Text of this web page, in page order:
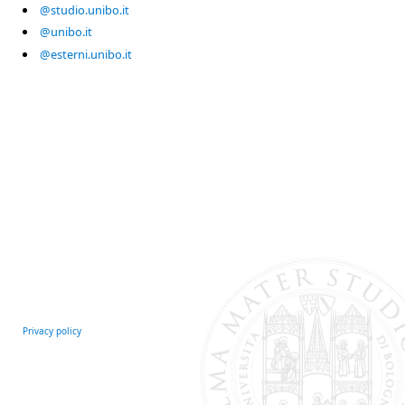
@studio.unibo.it
@unibo.it
@esterni.unibo.it
Privacy policy